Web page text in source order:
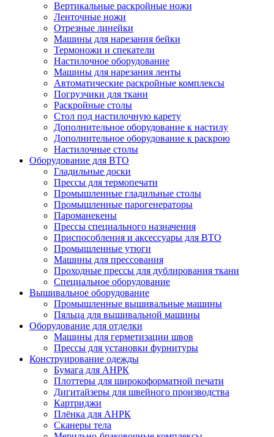
Вертикальные раскройные ножи
Ленточные ножи
Отрезные линейки
Машины для нарезания бейки
Термоножи и спекатели
Настилочное оборудование
Машины для нарезания ленты
Автоматические раскройные комплексы
Погрузчики для ткани
Раскройные столы
Стол под настилочную карету
Дополнительное оборудование к настилу
Дополнительное оборудование к раскрою
Настилочные столы
Оборудование для ВТО
Гладильные доски
Прессы для термопечати
Промышленные гладильные столы
Промышленные парогенераторы
Пароманекены
Прессы специального назначения
Приспособления и аксессуары для ВТО
Промышленные утюги
Машины для прессования
Проходные прессы для дублирования ткани
Специальное оборудование
Вышивальное оборудование
Промышленные вышивальные машины
Пяльца для вышивальной машины
Оборудование для отделки
Машины для герметизации швов
Прессы для установки фурнитуры
Конструирование одежды
Бумага для АНРК
Плоттеры для широкоформатной печати
Дигитайзеры для швейного производства
Картриджи
Плёнка для АНРК
Сканеры тела